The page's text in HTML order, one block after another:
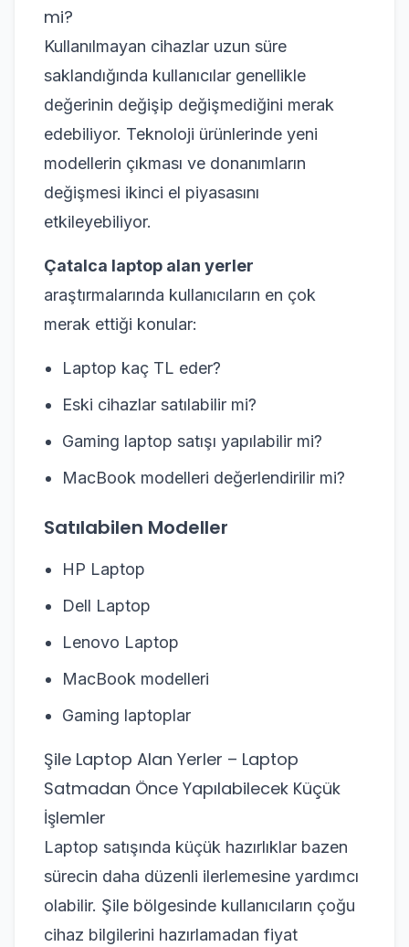
mi?
Kullanılmayan cihazlar uzun süre
saklandığında kullanıcılar genellikle
değerinin değişip değişmediğini merak
edebiliyor. Teknoloji ürünlerinde yeni
modellerin çıkması ve donanımların
değişmesi ikinci el piyasasını
etkileyebiliyor.
Çatalca laptop alan yerler
araştırmalarında kullanıcıların en çok
merak ettiği konular:
Laptop kaç TL eder?
Eski cihazlar satılabilir mi?
Gaming laptop satışı yapılabilir mi?
MacBook modelleri değerlendirilir mi?
Satılabilen Modeller
HP Laptop
Dell Laptop
Lenovo Laptop
MacBook modelleri
Gaming laptoplar
Şile Laptop Alan Yerler – Laptop
Satmadan Önce Yapılabilecek Küçük
İşlemler
Laptop satışında küçük hazırlıklar bazen
sürecin daha düzenli ilerlemesine yardımcı
olabilir. Şile bölgesinde kullanıcıların çoğu
cihaz bilgilerini hazırlamadan fiyat